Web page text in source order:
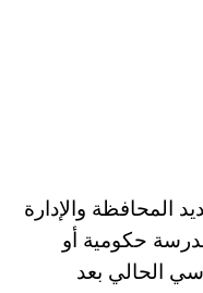
المحافظة والإدارة
حكومية أو
الحالي بعد